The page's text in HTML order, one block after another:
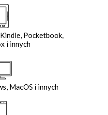
Pocketbook,
i innych
MacOS i innych